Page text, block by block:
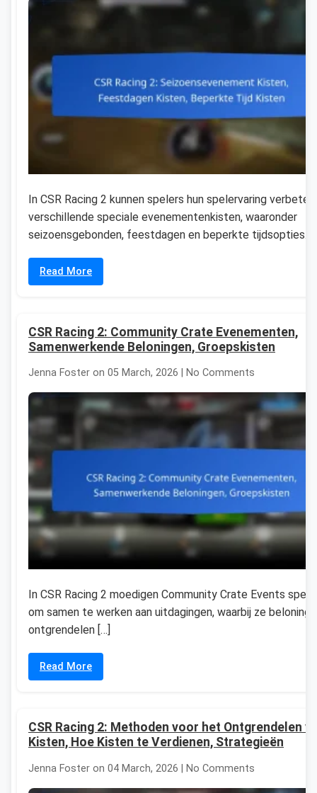
In CSR Racing 2 kunnen spelers hun spelervaring
verschillende speciale evenementenkisten, waaronder
seizoensgebonden, feestdagen en beperkte tijdsopties.
Read More
CSR Racing 2: Community Crate Evenementen,
Samenwerkende Beloningen, Groepskisten
Jenna Foster on 05 March, 2026 | No Comments
In CSR Racing 2 moedigen Community Crate Events
om samen te werken aan uitdagingen, waarbij ze
ontgrendelen […]
Read More
CSR Racing 2: Methoden voor het Ontgrendelen
Kisten, Hoe Kisten te Verdienen, Strategieën
Jenna Foster on 04 March, 2026 | No Comments